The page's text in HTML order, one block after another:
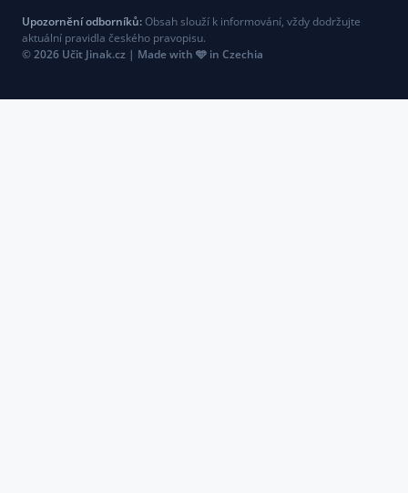
Upozornění odborníků:Obsah slouží k informování, vždy dodržujte
aktuální pravidla českého pravopisu.
© 2026 Učit Jinak.cz | Made with 🩵 in Czechia